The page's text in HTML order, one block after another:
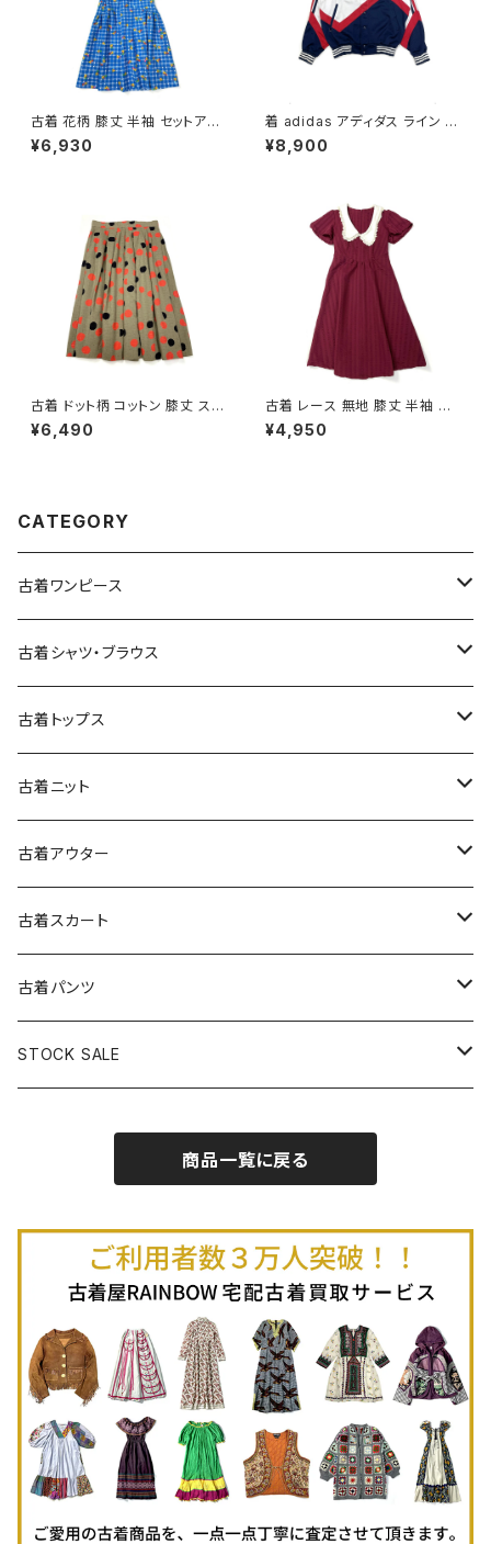
古着 花柄 膝丈 半袖 セットアッ
プ 青 (oa2607082)
¥6,930
着 adidas アディダス ライン メ
ッシュ ロゴ 刺繍 前開き 無地 長
袖 アウター ライトジャケット 白
¥8,900
古着 ドット柄 コットン 膝丈 スカ
ート 茶 (ba2607006)
¥6,490
古着 レース 無地 膝丈 半袖 ワ
ンピース 赤 ボルドー (oa2607
080)
¥4,950
CATEGORY
古着ワンピース
古着長袖ワンピース
古着半袖ワンピース
古着ノースリーブワンピース
古着キャミソールワンピース
古着ベアトップワンピース
古着オールインワン
古着オーバーオール
古着シャツ・ブラウス
古着長袖シャツ・ブラウス
古着半袖シャツ・ブラウス
古着ノースリーブシャツ・ブラウス
古着トップス
古着スウェット&パーカー
古着スウェット
古着パーカー
古着プルオーバー
古着長袖プルオーバー
古着半袖プルオーバー
古着Ｔシャツ
古着長袖Ｔシャツ
古着半袖Ｔシャツ
古着ベスト
古着キャミソール
古着ポロシャツ
古着長袖ポロシャツ
古着スウェット
古着パーカー
古着タンクトップ
古着ニット
古着セーター
古着カーディガン
古着半袖ニット
古着ニットアウター
古着アウター
古着ライトジャケット
古着ライトコート
古着ヘビージャケット
古着羽織り
古着スカート
古着ロング丈スカート (丈76cm-)
古着膝丈スカート (丈56-75cm)
古着ミニ丈スカート (丈56-75cm)
古着パンツ
古着ロング丈パンツ
STOCK SALE
Autumn / Winter
商品一覧に戻る